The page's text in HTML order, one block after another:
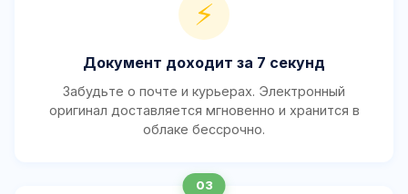
⚡
Документ доходит за 7 секунд
Забудьте о почте и курьерах. Электронный
оригинал доставляется мгновенно и хранится в
облаке бессрочно.